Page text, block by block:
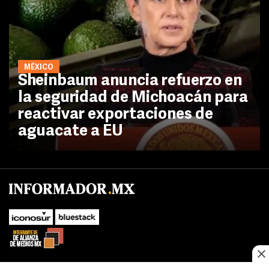
MÉXICO
Sheinbaum anuncia refuerzo en
la seguridad de Michoacán para
reactivar exportaciones de
aguacate a EU